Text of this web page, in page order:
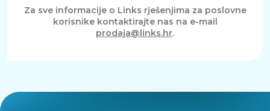
Za sve informacije o Links rješenjima za poslovne
korisnike kontaktirajte nas na e-mail
prodaja@links.hr.